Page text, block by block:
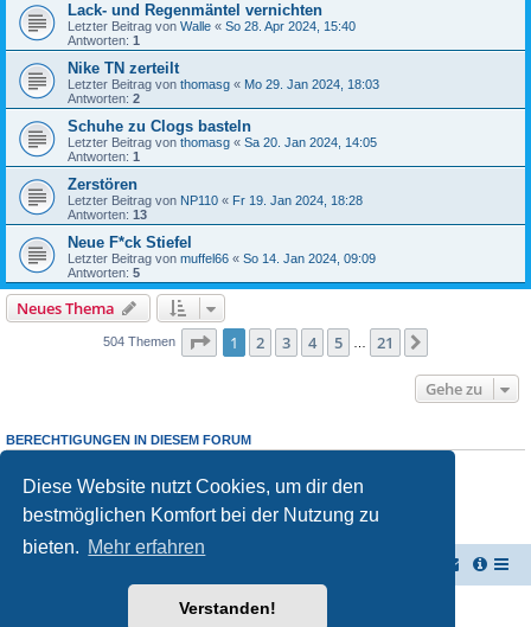
Diese Website nutzt Cookies, um dir den
bestmöglichen Komfort bei der Nutzung zu
bieten. Mehr erfahren
Verstanden!
Lack- und Regenmäntel vernichten
Letzter Beitrag von Walle « So 28. Apr 2024, 15:40
Antworten: 1
Nike TN zerteilt
Letzter Beitrag von thomasg « Mo 29. Jan 2024, 18:03
Antworten: 2
Schuhe zu Clogs basteln
Letzter Beitrag von thomasg « Sa 20. Jan 2024, 14:05
Antworten: 1
Zerstören
Letzter Beitrag von NP110 « Fr 19. Jan 2024, 18:28
Antworten: 13
Neue F*ck Stiefel
Letzter Beitrag von muffel66 « So 14. Jan 2024, 09:09
Antworten: 5
Neues Thema
504 Themen Seite 1von 21
1 2 3 4 5 21
Gehe zu
BERECHTIGUNGEN IN DIESEM FORUM
Du darfst
keine Antworten zu Themen in diesem Forum erstellen.
Du darfst deine Beiträge in diesem Forumnichtändern.
Du darfst deine Beiträge in diesem Forum nicht löschen.
keine
Powered byphpBB® Forum Software © phpBB Limited